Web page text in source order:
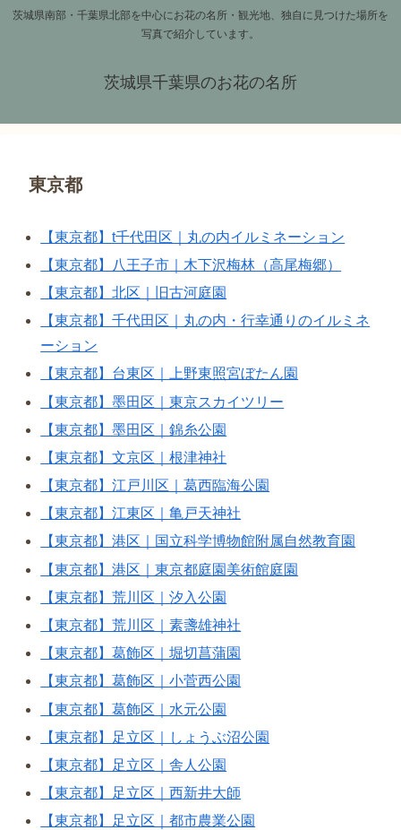
茨城県南部・千葉県北部を中心にお花の名所・観光地、独自に見つけた場所を
写真で紹介しています。
茨城県千葉県のお花の名所
東京都
【東京都】t千代田区｜丸の内イルミネーション
【東京都】八王子市｜木下沢梅林（高尾梅郷）
【東京都】北区｜旧古河庭園
【東京都】千代田区｜丸の内・行幸通りのイルミネ
ーション
【東京都】台東区｜上野東照宮ぼたん園
【東京都】墨田区｜東京スカイツリー
【東京都】墨田区｜錦糸公園
【東京都】文京区｜根津神社
【東京都】江戸川区｜葛西臨海公園
【東京都】江東区｜亀戸天神社
【東京都】港区｜国立科学博物館附属自然教育園
【東京都】港区｜東京都庭園美術館庭園
【東京都】荒川区｜汐入公園
【東京都】荒川区｜素盞雄神社
【東京都】葛飾区｜堀切菖蒲園
【東京都】葛飾区｜小菅西公園
【東京都】葛飾区｜水元公園
【東京都】足立区｜しょうぶ沼公園
【東京都】足立区｜舎人公園
【東京都】足立区｜西新井大師
【東京都】足立区｜都市農業公園